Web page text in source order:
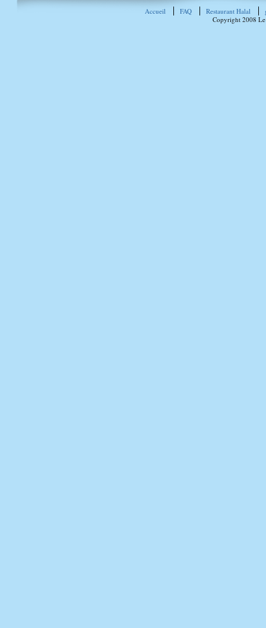
Accueil FAQ Restaurant Halal
Copyright 2008